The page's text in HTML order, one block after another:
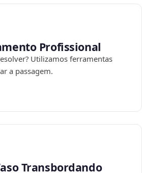
Profissional
Utilizamos ferramentas
a passagem.
Transbordando